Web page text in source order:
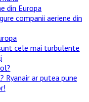
companii aeriene din
cele mai turbulente
Ryanair ar putea pune